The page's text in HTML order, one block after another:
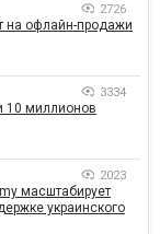
2726
на офлайн-продажи
3334
10 миллионов
2023
масштабирует
украинского